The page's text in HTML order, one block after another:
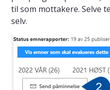
til som mottakere. Selve
selv.